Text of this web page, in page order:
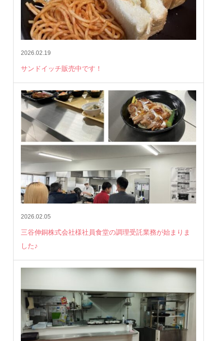
2026.02.19
サンドイッチ販売中です！
2026.02.05
三谷伸銅株式会社様社員食堂の調理受託業務が始まりま
した♪